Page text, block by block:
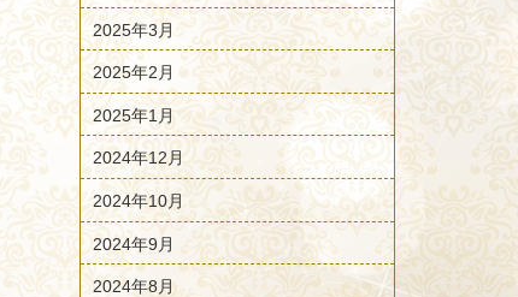
2025年3月
2025年2月
2025年1月
2024年12月
2024年10月
2024年9月
2024年8月